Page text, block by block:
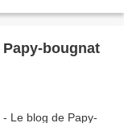
bougnat